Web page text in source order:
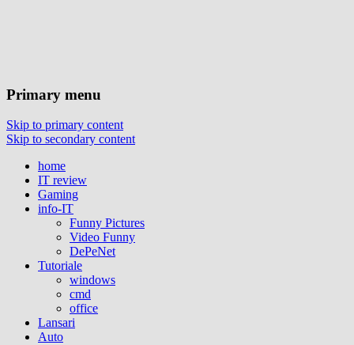
Primary menu
Skip to primary content
Skip to secondary content
home
IT review
Gaming
info-IT
Funny Pictures
Video Funny
DePeNet
Tutoriale
windows
cmd
office
Lansari
Auto